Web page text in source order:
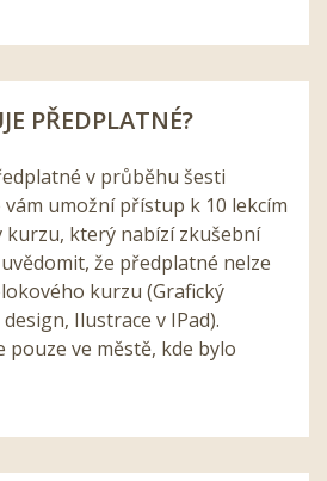
PŘEDPLATNÉ?
v průběhu šesti
vám umožní přístup k 10 lekcím
kurzu, který nabízí zkušební
že předplatné nelze
kurzu (Grafický
Ilustrace v IPad).
ve městě, kde bylo